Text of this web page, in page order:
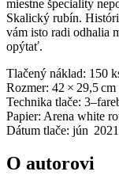
miestne špeciality
Skalický rubín.
vám isto radi odhalia
opýtať.
Tlačený náklad: 150
Rozmer: 42 × 29,5 cm
Technika tlače:
Papier: Arena white
Dátum tlače: jún 2021
O autorovi